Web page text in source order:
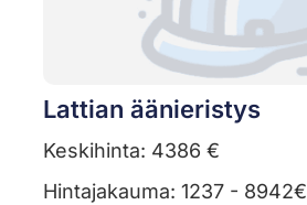
Lattian äänieristys
Keskihinta: 4386 €
Hintajakauma: 1237 - 8942€